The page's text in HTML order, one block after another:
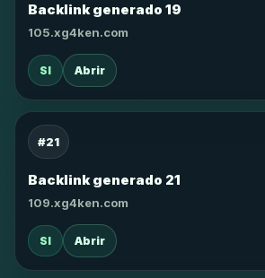
Backlink generado 19
105.xg4ken.com
SI Abrir
#21
Backlink generado 21
109.xg4ken.com
SI Abrir